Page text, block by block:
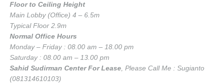
Floor to Ceiling Height
Main Lobby (Office) 4 – 6.5m
Typical Floor 2.9m
Normal Office Hours
Monday – Friday : 08.00 am – 18.00 pm
Saturday : 08.00 am – 13.00 pm
Sahid Sudirman Center For Lease , Please Call Me : Sugianto
(081314610103)